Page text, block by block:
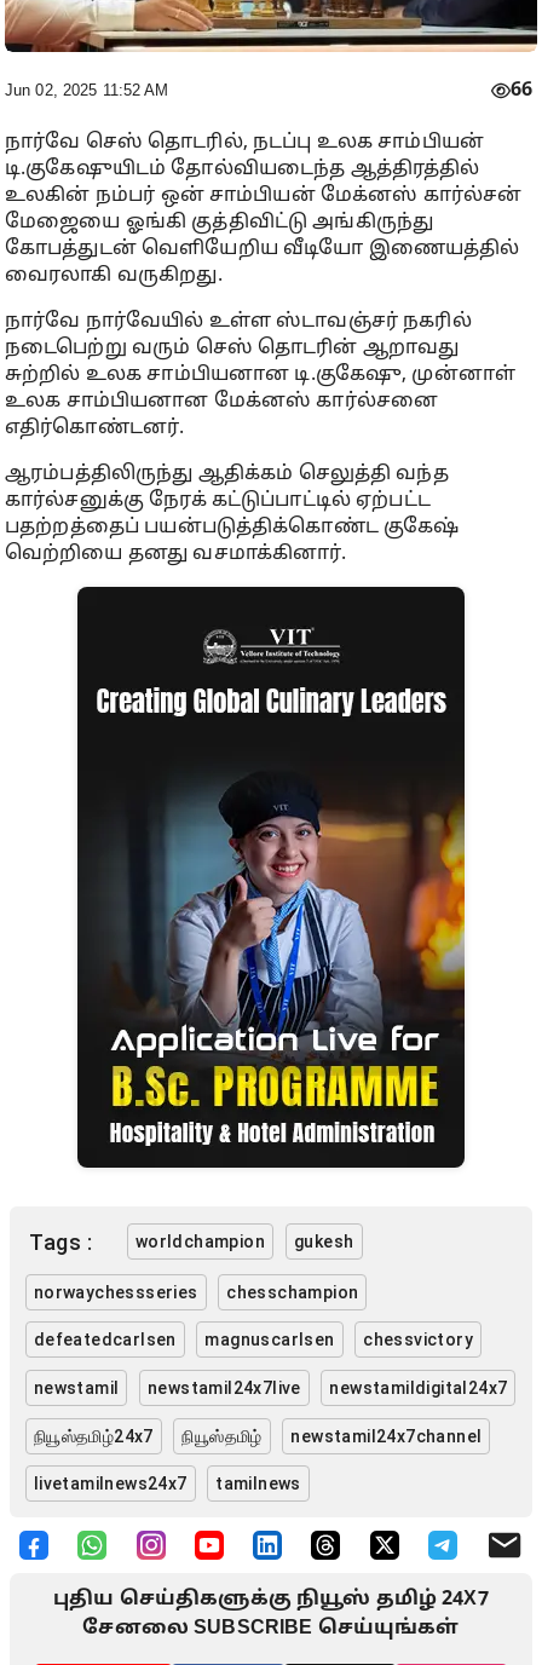
Jun 02, 2025 11:52 AM 66
நார்வே செஸ் தொடரில், நடப்பு உலக சாம்பியன்
டி.குகேஷுயிடம் தோல்வியடைந்த ஆத்திரத்தில்
உலகின் நம்பர் ஒன் சாம்பியன் மேக்னஸ் கார்ல்சன்
மேஜையை ஓங்கி குத்திவிட்டு அங்கிருந்து
கோபத்துடன் வெளியேறிய வீடியோ இணையத்தில்
வைரலாகி வருகிறது.
நார்வே நார்வேயில் உள்ள ஸ்டாவஞ்சர் நகரில்
நடைபெற்று வரும் செஸ் தொடரின் ஆறாவது
சுற்றில் உலக சாம்பியனான டி.குகேஷு, முன்னாள்
உலக சாம்பியனான மேக்னஸ் கார்ல்சனை
எதிர்கொண்டனர்.
ஆரம்பத்திலிருந்து ஆதிக்கம் செலுத்தி வந்த
கார்ல்சனுக்கு நேரக் கட்டுப்பாட்டில் ஏற்பட்ட
பதற்றத்தைப் பயன்படுத்திக்கொண்ட குகேஷ்
வெற்றியை தனது வசமாக்கினார்.
Tags : worldchampion gukesh
norwaychessseries chesschampion
defeatedcarlsen magnuscarlsen chessvictory
newstamil newstamil24x7live newstamildigital24x7
நியூஸ்தமிழ்24x7 நியூஸ்தமிழ் newstamil24x7channel
livetamilnews24x7 tamilnews
புதிய செய்திகளுக்கு நியூஸ் தமிழ் 24X7
சேனலை SUBSCRIBE செய்யுங்கள்